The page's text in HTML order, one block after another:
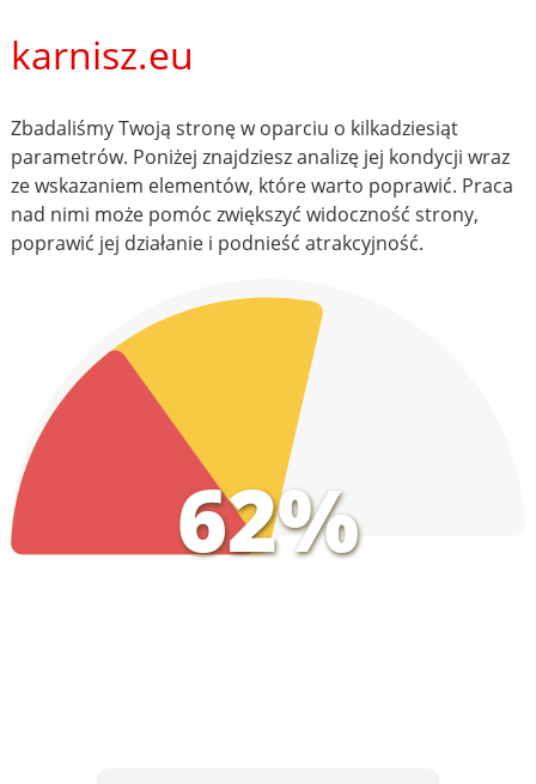
karnisz.eu
Zbadaliśmy Twoją stronę w oparciu o kilkadziesiąt
parametrów. Poniżej znajdziesz analizę jej kondycji wraz
ze wskazaniem elementów, które warto poprawić. Praca
nad nimi może pomóc zwiększyć widoczność strony,
poprawić jej działanie i podnieść atrakcyjność.
62%